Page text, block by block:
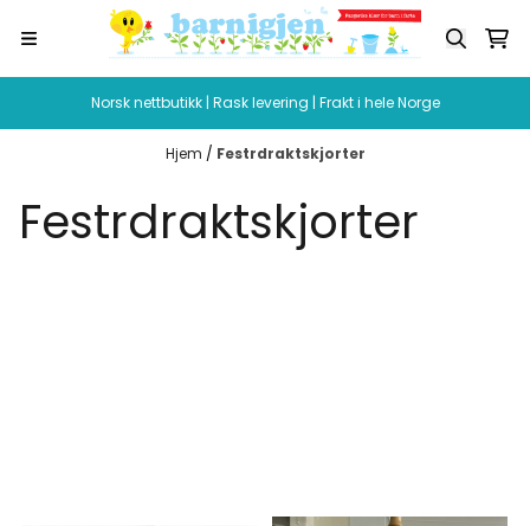
Hopp til innhold
Norsk nettbutikk | Rask levering | Frakt i hele Norge
Hjem / Festrdraktskjorter
Festrdraktskjorter